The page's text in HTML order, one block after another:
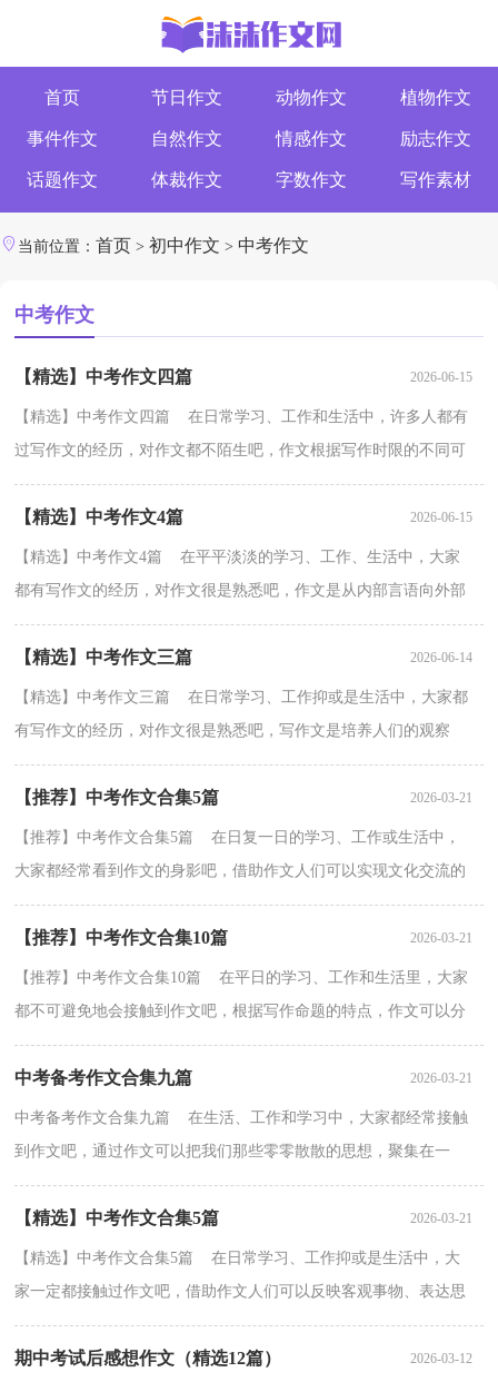
首页 节日作文 动物作文 植物作文
事件作文 自然作文 情感作文 励志作文
话题作文 体裁作文 字数作文 写作素材
当前位置： 首页 > 初中作文 > 中考作文
中考作文
【精选】中考作文四篇 2026-06-15
【精选】中考作文四篇 在日常学习、工作和生活中，许多人都有
过写作文的经历，对作文都不陌生吧，作文根据写作时限的不同可
以分为限时作文和非限时作文。那要怎么写好作文呢？以...
【精选】中考作文4篇 2026-06-15
【精选】中考作文4篇 在平平淡淡的学习、工作、生活中，大家
都有写作文的经历，对作文很是熟悉吧，作文是从内部言语向外部
言语的过渡，即从经过压缩的简要的、自己能明白的语言，...
【精选】中考作文三篇 2026-06-14
【精选】中考作文三篇 在日常学习、工作抑或是生活中，大家都
有写作文的经历，对作文很是熟悉吧，写作文是培养人们的观察
力、联想力、想象力、思考力和记忆力的重要手段。那么...
【推荐】中考作文合集5篇 2026-03-21
【推荐】中考作文合集5篇 在日复一日的学习、工作或生活中，
大家都经常看到作文的身影吧，借助作文人们可以实现文化交流的
目的。为了让您在写作文时更加简单方便，以下是小编...
【推荐】中考作文合集10篇 2026-03-21
【推荐】中考作文合集10篇 在平日的学习、工作和生活里，大家
都不可避免地会接触到作文吧，根据写作命题的特点，作文可以分
为命题作文和非命题作文。相信许多人会觉得作文很难...
中考备考作文合集九篇 2026-03-21
中考备考作文合集九篇 在生活、工作和学习中，大家都经常接触
到作文吧，通过作文可以把我们那些零零散散的思想，聚集在一
块。写起作文来就毫无头绪？以下是小编整理的中考备考作...
【精选】中考作文合集5篇 2026-03-21
【精选】中考作文合集5篇 在日常学习、工作抑或是生活中，大
家一定都接触过作文吧，借助作文人们可以反映客观事物、表达思
想感情、传递知识信息。怎么写作文才能避免踩雷呢？...
期中考试后感想作文（精选12篇） 2026-03-12